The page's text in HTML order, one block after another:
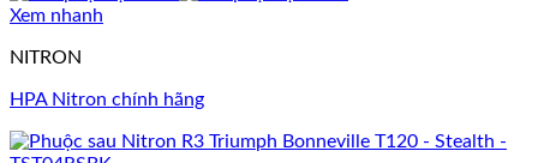
Xem nhanh
NITRON
HPA Nitron chính hãng